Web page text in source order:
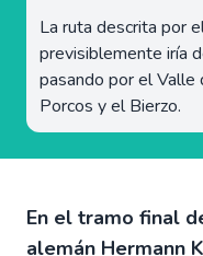
La ruta descrita por
previsiblemente iría
pasando por el
Porcos y el Bierzo.
En el tramo final
alemán Hermann